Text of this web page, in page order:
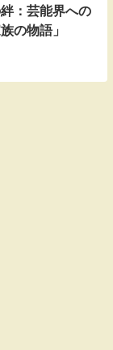
：芸能界への
の物語」